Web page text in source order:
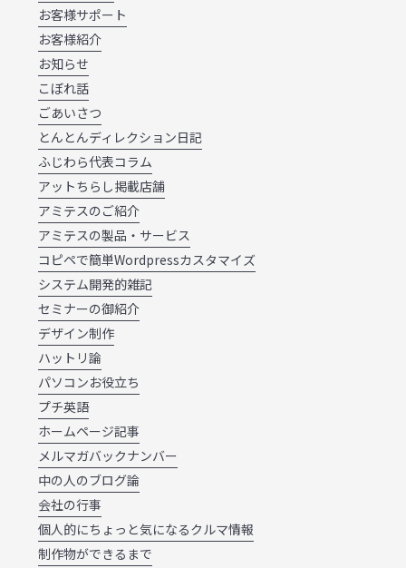
お客様サポート
お客様紹介
お知らせ
こぼれ話
ごあいさつ
とんとんディレクション日記
ふじわら代表コラム
アットちらし掲載店舗
アミテスのご紹介
アミテスの製品・サービス
コピペで簡単Wordpressカスタマイズ
システム開発的雑記
セミナーの御紹介
デザイン制作
ハットリ論
パソコンお役立ち
プチ英語
ホームページ記事
メルマガバックナンバー
中の人のブログ論
会社の行事
個人的にちょっと気になるクルマ情報
制作物ができるまで